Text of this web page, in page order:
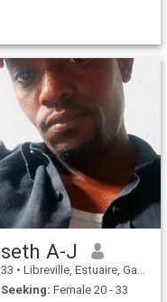
seth A-J
33 • Libreville, Estuaire, Gabon
Seeking: Female 20 - 33